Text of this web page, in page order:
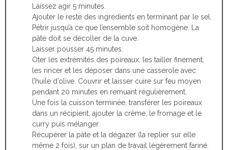
Laissez agir 5 minutes.
Ajouter le reste des ingrédients en terminant par le sel.
Pétrir jusqu’à ce que l’ensemble soit homogène. La
pâte doit se décoller de la cuve.
Laisser pousser 45 minutes.
Oter les extrémités des poireaux, les tailler finement,
les rincer et les déposer dans une casserole avec
l’huile d’olive. Couvrir et laisser cuire sur feu moyen
pendant 20 minutes en remuant régulièrement.
Une fois la cuisson terminée, transférer les poireaux
dans un récipient, ajouter la crème, le fromage et le
curry puis mélanger.
Récupérer la pâte et la dégazer (la replier sur elle
même 2 fois), sur un plan de travail légèrement fariné.